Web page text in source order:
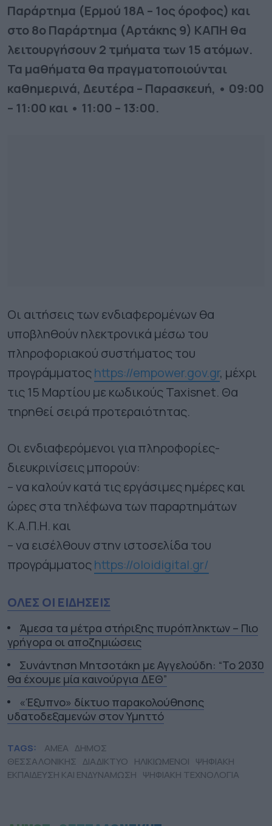
Παράρτημα (Ερμού 18Α – 1ος όροφος) και
στο 8ο Παράρτημα (Αρτάκης 9) ΚΑΠΗ θα
λειτουργήσουν 2 τμήματα των 15 ατόμων.
Τα μαθήματα θα πραγματοποιούνται
καθημερινά, Δευτέρα – Παρασκευή, • 09:00
– 11:00 και • 11:00 – 13:00.
Οι αιτήσεις των ενδιαφερομένων θα
υποβληθούν ηλεκτρονικά μέσω του
πληροφοριακού συστήματος του
προγράμματοςhttps://empower.gov.gr, μέχρι
τις 15 Μαρτίου με κωδικούς Taxisnet. Θα
τηρηθεί σειρά προτεραιότητας.
Οι ενδιαφερόμενοι για πληροφορίες-
διευκρινίσεις μπορούν:
– να καλούν κατά τις εργάσιμες ημέρες και
ώρες στα τηλέφωνα των παραρτημάτων
Κ.Α.Π.Η. και
– να εισέλθουν στην ιστοσελίδα του
προγράμματοςhttps://oloidigital.gr/
ΟΛΕΣ ΟΙ ΕΙΔΗΣΕΙΣ
Άμεσα τα μέτρα στήριξης πυρόπληκτων – Πιο
γρήγορα οι αποζημιώσεις
Συνάντηση Μητσοτάκη με Αγγελούδη: “Το 2030
θα έχουμε μία καινούργια ΔΕΘ”
«Έξυπνο» δίκτυο παρακολούθησης
υδατοδεξαμενών στον Υμηττό
TAGS: ΑΜΕΑ ΔΗΜΟΣ
ΘΕΣΣΑΛΟΝΙΚΗΣ ΔΙΑΔΙΚΤΥΟ ΗΛΙΚΙΩΜΕΝΟΙ ΨΗΦΙΑΚΗ
ΕΚΠΑΙΔΕΥΣΗ ΚΑΙ ΕΝΔΥΝΑΜΩΣΗ ΨΗΦΙΑΚΗ ΤΕΧΝΟΛΟΓΙΑ